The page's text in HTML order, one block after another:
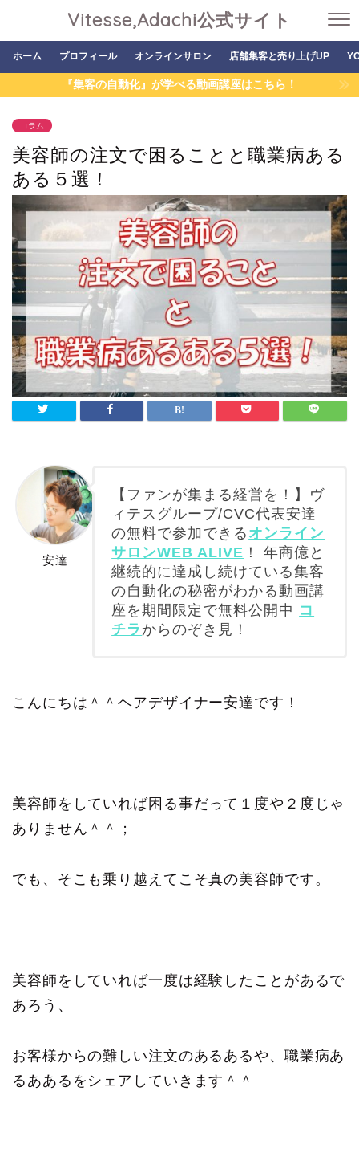
Vitesse,Adachi公式サイト
ホーム プロフィール オンラインサロン 店舗集客と売り上げUP
『集客の自動化』が学べる動画講座はこちら！
コラム
美容師の注文で困ることと職業病ある
ある５選！
安達
【ファンが集まる経営を！】ヴ
ィテスグループ/CVC代表安達
の無料で参加できる オンライン
サロンWEB ALIVE ！ 年商億と
継続的に達成し続けている集客
の自動化の秘密がわかる動画講
座を期間限定で無料公開中 コ
チラ からのぞき見！
こんにちは＾＾ヘアデザイナー安達です！
美容師をしていれば困る事だって１度や２度じゃ
ありません＾＾；
でも、そこも乗り越えてこそ真の美容師です。
美容師をしていれば一度は経験したことがあるで
あろう、
お客様からの難しい注文のあるあるや、職業病あ
るああるをシェアしていきます＾＾